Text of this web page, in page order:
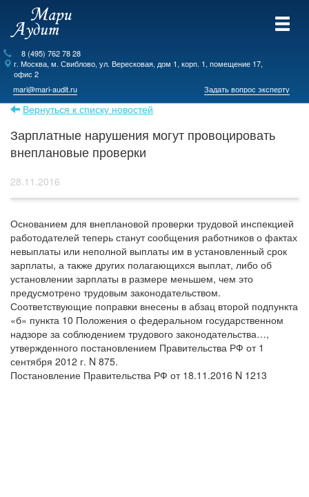
8 (495) 762 78 28
г. Москва, м. Свиблово,ул. Вересковая, дом 1, корп. 1, помещение 17,
офис 2
mari@mari-audit.ru
Задать вопрос эксперту
Вернуться к списку новостей
Зарплатные нарушения могут провоцировать
внеплановые проверки
28.11.2016
Основанием для внеплановой проверки трудовой инспекцией
работодателей теперь станут сообщения работников о фактах
невыплаты или неполной выплаты им в установленный срок
зарплаты, а также других полагающихся выплат, либо об
установлении зарплаты в размере меньшем, чем это
предусмотрено трудовым законодательством.
Соответствующие поправки внесены в абзац второй подпункта
«б» пункта 10 Положения о федеральном государственном
надзоре за соблюдением трудового законодательства…,
утвержденного постановлением Правительства РФ от 1
сентября 2012 г. N 875.
Постановление Правительства РФ от 18.11.2016 N 1213